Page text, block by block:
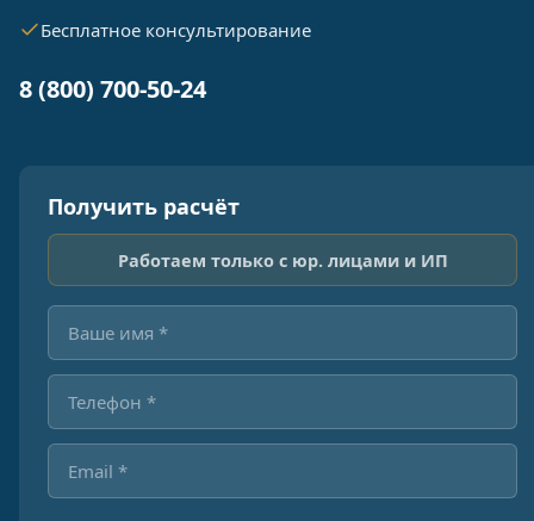
Бесплатное консультирование
8 (800) 700-50-24
Получить расчёт
Работаем только с юр. лицами и ИП